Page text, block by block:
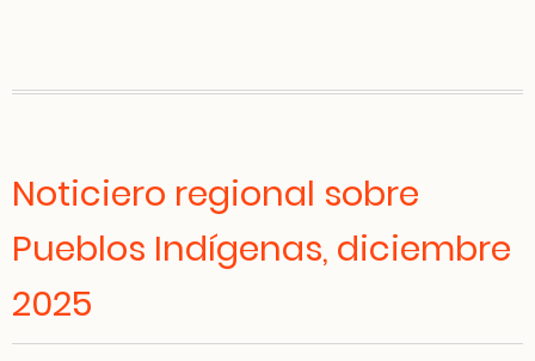
Noticiero regional sobre
Pueblos Indígenas, diciembre
2025